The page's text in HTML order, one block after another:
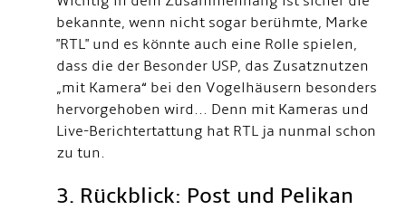
bekannte, wenn nicht sogar berühmte, Marke
"RTL" und es könnte auch eine Rolle spielen,
dass die der Besonder USP, das Zusatznutzen
„mit Kamera“ bei den Vogelhäusern besonders
hervorgehoben wird... Denn mit Kameras und
Live-Berichtertattung hat RTL ja nunmal schon
zu tun.
3. Rückblick: Post und Pelikan